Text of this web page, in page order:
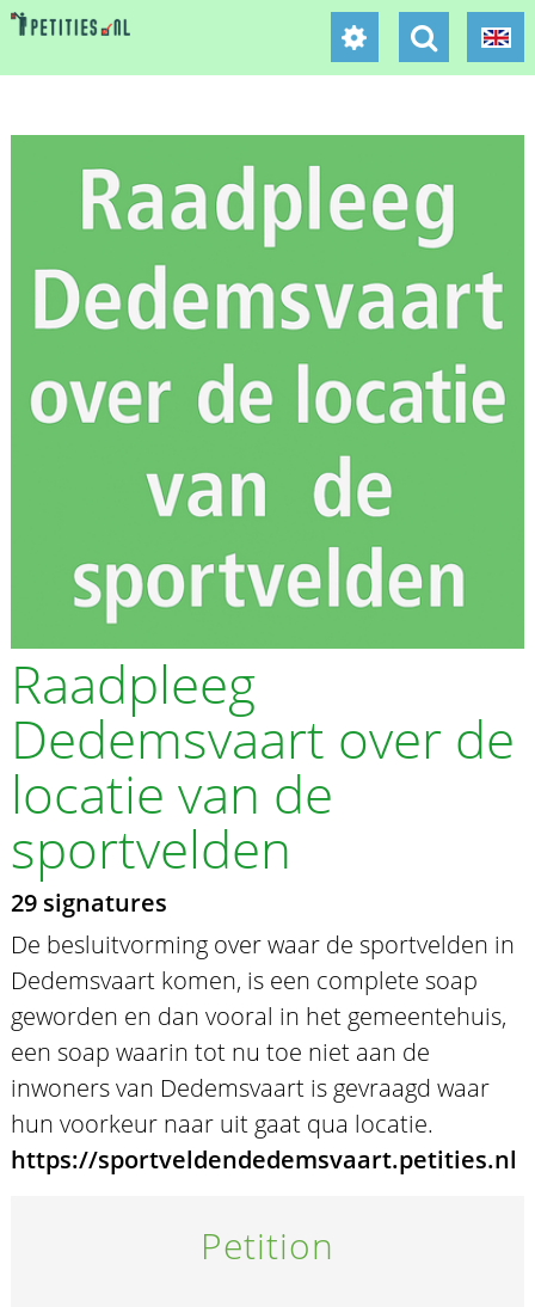
Raadpleeg
Dedemsvaart over de
locatie van de
sportvelden
29 signatures
De besluitvorming over waar de sportvelden in
Dedemsvaart komen, is een complete soap
geworden en dan vooral in het gemeentehuis,
een soap waarin tot nu toe niet aan de
inwoners van Dedemsvaart is gevraagd waar
hun voorkeur naar uit gaat qua locatie.
https://sportveldendedemsvaart.petities.nl
Petition